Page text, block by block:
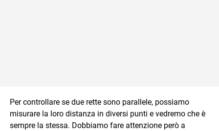
Per controllare se due rette sono parallele, possiamo
misurare la loro distanza in diversi punti e vedremo che è
sempre la stessa. Dobbiamo fare attenzione però a